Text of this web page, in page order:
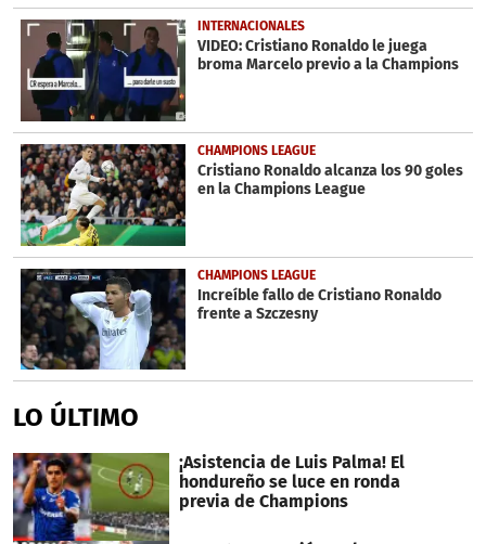
INTERNACIONALES
VIDEO: Cristiano Ronaldo le juega
broma Marcelo previo a la Champions
CHAMPIONS LEAGUE
Cristiano Ronaldo alcanza los 90 goles
en la Champions League
CHAMPIONS LEAGUE
Increíble fallo de Cristiano Ronaldo
frente a Szczesny
LO ÚLTIMO
¡Asistencia de Luis Palma! El
hondureño se luce en ronda
previa de Champions